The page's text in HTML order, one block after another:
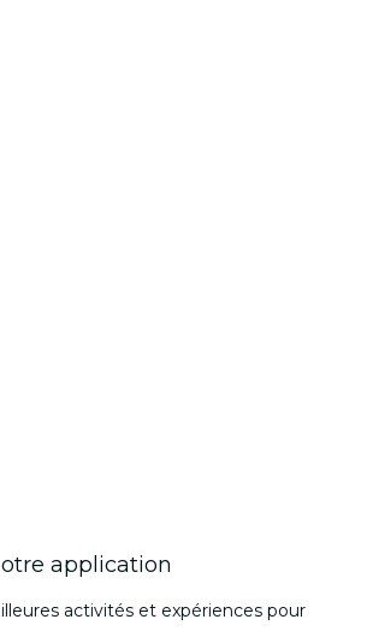
application
activités et expériences pour